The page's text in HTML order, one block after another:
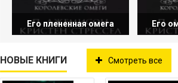
Его плененная омега Его
НОВЫЕ КНИГИ Смотреть все